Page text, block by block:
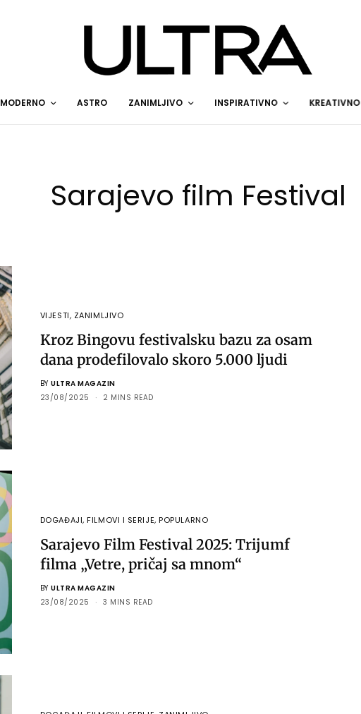
MODERNO ASTRO ZANIMLJIVO INSPIRATIVNO KREATIVNO
Sarajevo film Festival
VIJESTI, ZANIMLJIVO
Kroz Bingovu festivalsku bazu za osam
dana prodefilovalo skoro 5.000 ljudi
BY ULTRA MAGAZIN
23/08/2025
2 MINS READ
DOGAĐAJI,FILMOVI I SERIJE,POPULARNO
Sarajevo Film Festival 2025: Trijumf
filma „Vetre, pričaj sa mnom“
BY ULTRA MAGAZIN
23/08/2025
3 MINS READ